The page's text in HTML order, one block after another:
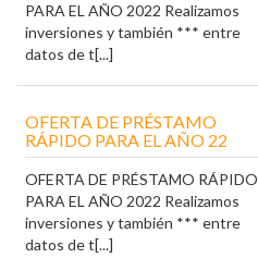
PARA EL AÑO 2022 Realizamos
inversiones y también *** entre
datos de t[...]
OFERTA DE PRÉSTAMO
RÁPIDO PARA EL AÑO 22
OFERTA DE PRÉSTAMO RÁPIDO
PARA EL AÑO 2022 Realizamos
inversiones y también *** entre
datos de t[...]